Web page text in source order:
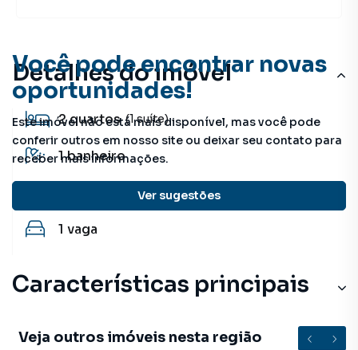
Você pode encontrar novas
oportunidades!
Este imóvel não está mais disponível, mas você pode
conferir outros em nosso site ou deixar seu contato para
receber mais informações.
Ver sugestões
Detalhes do imóvel
2quartos (1 suíte)
1banheiro
útil
1 vaga
Características principais
Veja outros imóveis nesta região